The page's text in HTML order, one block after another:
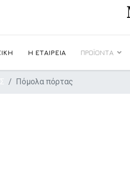
Η ΕΤΑΙΡΕΙΑ ΠΡΟΪΟΝΤΑ
Πόμολα πόρτας